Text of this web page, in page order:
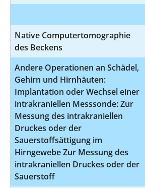
Native Computertomographie
des Beckens
Andere Operationen an Schädel,
Gehirn und Hirnhäuten:
Implantation oder Wechsel einer
intrakraniellen Messsonde: Zur
Messung des intrakraniellen
Druckes oder der
Sauerstoffsättigung im
Hirngewebe Zur Messung des
intrakraniellen Druckes oder der
Sauerstoff